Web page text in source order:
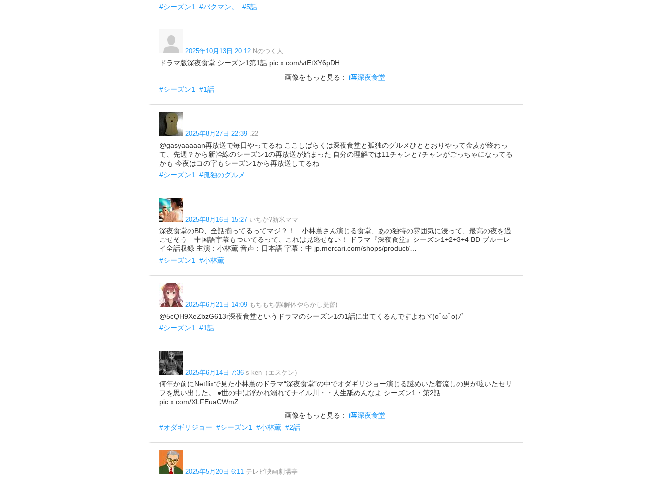
#シーズン1
#バクマン。 #5話
2025年10月13日 20:12 Nのつく人
ドラマ版深夜食堂 シーズン1第1話 pic.x.com/vtEtXY6pDH
画像をもっと見る：
深夜食堂
#シーズン1
#1話
2025年8月27日 22:39 .22
@gasyaaaaan再放送で毎日やってるね ここしばらくは深夜食堂と孤独のグルメひととおりやって金麦が終わっ
て、先週？から新幹線のシーズン1の再放送が始まった 自分の理解では11チャンと7チャンがごっちゃになってる
かも 今夜はコの字もシーズン1から再放送してるね
#シーズン1
#孤独のグルメ
2025年8月16日 15:27 いちか?新米ママ
深夜食堂のBD、全話揃ってるってマジ？！ 小林薫さん演じる食堂、あの独特の雰囲気に浸って、最高の夜を過
ごせそう 中国語字幕もついてるって、これは見逃せない！ ドラマ『深夜食堂』シーズン1+2+3+4 BD ブルーレ
イ全話収録 主演：小林薫 音声：日本語 字幕：中 jp.mercari.com/shops/product/…
#シーズン1
#小林薫
2025年6月21日 14:09 もちもち(誤解体やらかし提督)
@5cQH9XeZbzG613r深夜食堂というドラマのシーズン1の1話に出てくるんですよねヾ(oﾟωﾟo)ﾉﾞ
#シーズン1 #1話
2025年6月14日 7:36 s-ken（エスケン）
何年か前にNetflixで見た小林薫のドラマ“深夜食堂”の中でオダギリジョー演じる謎めいた着流しの男が呟いたセリ
フを思い出した。 ●世の中は浮かれ溺れてナイル川・・人生舐めんなよ シーズン1・第2話
pic.x.com/XLFEuaCWmZ
画像をもっと見る：
深夜食堂
#オダギリジョー #シーズン1 #小林薫 #2話
2025年5月20日 6:11 テレビ映画劇場亭